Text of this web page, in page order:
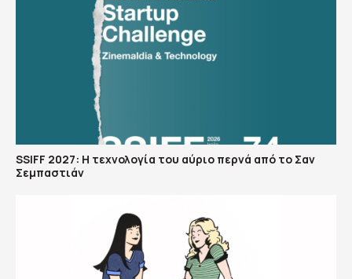
SSIFF 2027: Η τεχνολογία του αύριο περνά από το Σαν
Σεμπαστιάν